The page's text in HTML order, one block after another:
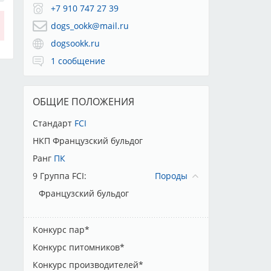
+7 910 747 27 39
dogs_ookk@mail.ru
dogsookk.ru
1 сообщение
ОБЩИЕ ПОЛОЖЕНИЯ
Стандарт FCI
НКП Французский бульдог
Ранг ПК
9 Группа FCI:
Породы
Французский бульдог
Конкурс пар*
Конкурс питомников*
Конкурс производителей*